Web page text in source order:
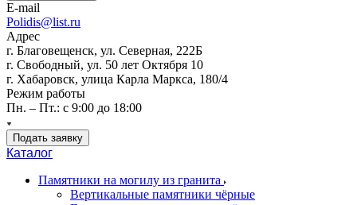
E-mail
Polidis@list.ru
Адрес
г. Благовещенск, ул. Северная, 222Б
г. Свободный, ул. 50 лет Октября 10
г. Хабаровск, улица Карла Маркса, 180/4
Режим работы
Пн. – Пт.: с 9:00 до 18:00
Подать заявку
Каталог
Памятники на могилу из гранита
Вертикальные памятники чёрные